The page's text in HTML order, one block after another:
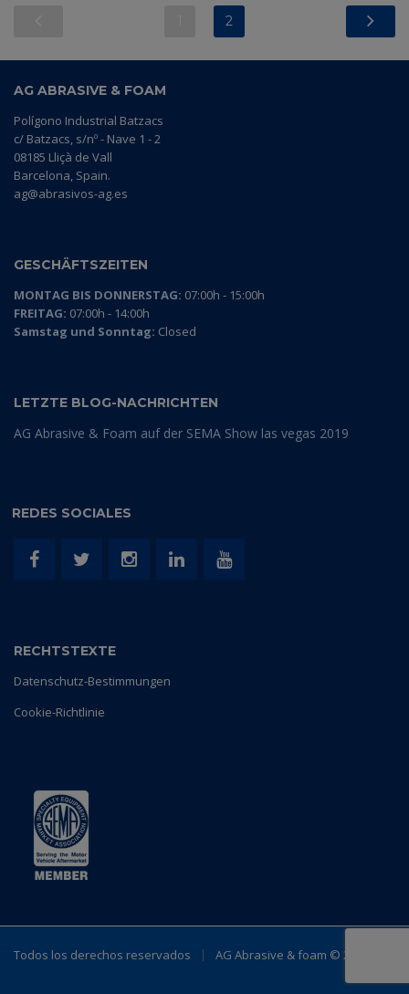
2
AG ABRASIVE & FOAM
Polígono Industrial Batzacs
c/ Batzacs, s/nº - Nave 1 - 2
08185 Lliçà de Vall
Barcelona, Spain.
ag@abrasivos-ag.es
GESCHÄFTSZEITEN
MONTAG BIS DONNERSTAG: 07:00h - 15:00h
FREITAG: 07:00h - 14:00h
Samstag und Sonntag: Closed
LETZTE BLOG-NACHRICHTEN
AG Abrasive & Foam auf der SEMA Show las vegas 2019
REDES SOCIALES
RECHTSTEXTE
Datenschutz-Bestimmungen
Cookie-Richtlinie
Todos los derechos reservados AG Abrasive & foam © 2023.